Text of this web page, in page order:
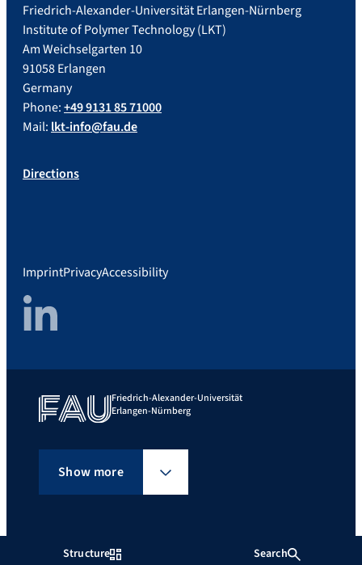
Structure Search
Friedrich-Alexander-Universität Erlangen-Nürnberg
Institute of Polymer Technology (LKT)
Am Weichselgarten 10
91058 Erlangen
Germany
Phone:+49 9131 85 71000
Mail: lkt-info@fau.de
Directions
ImprintPrivacyAccessibility
LinkedIn
Friedrich-Alexander-Universität
Erlangen-Nürnberg
Show more